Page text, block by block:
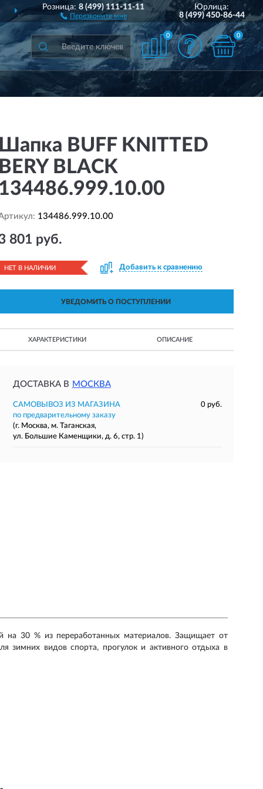
ДОСТАВИМПО ВСЕЙ РОССИИ
Розница:8 (499) 111-11-11
Перезвоните мне
Юрлица:
8 (499) 450-86-44
0 0
BUFF KNITTED
BLACK
134486.999.10.00
801 руб.
НЕТ В НАЛИЧИИ Добавить к сравнению
УВЕДОМИТЬ О ПОСТУПЛЕНИИ
ХАРАКТЕРИСТИКИ ОПИСАНИЕ
ДОСТАВКА В МОСКВА
САМОВЫВОЗ ИЗ МАГАЗИНА
0 руб.
по предварительному заказу
(г. Москва, м. Таганская,
ул. Большие Каменщики, д. 6, стр. 1)
на 30 % из переработанных материалов. Защищает от
зимних видов спорта, прогулок и активного отдыха в